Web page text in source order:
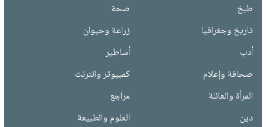
طبخ
صحة
تاريخ وجغرافيا
زراعة وحيوان
أدب
أساطير
صحافة وإعلام
كمبيوتر وانترنت
المرأة والعائلة
مراجع
دين
العلوم والطبيعة